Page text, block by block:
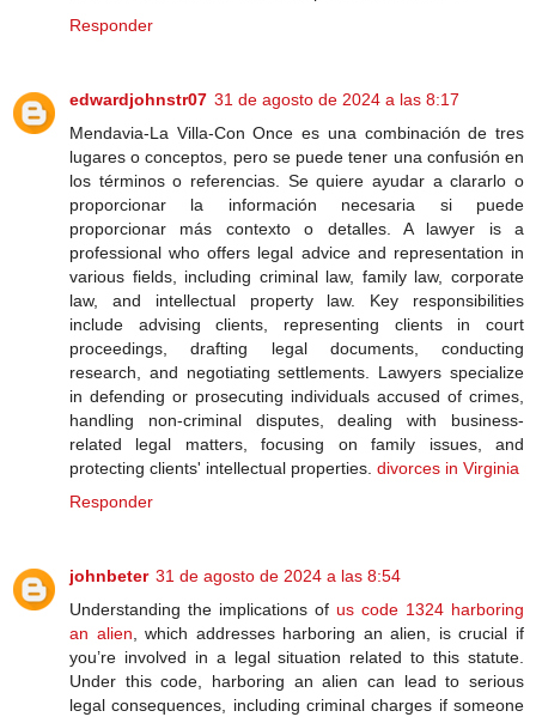
Responder
edwardjohnstr07 31 de agosto de 2024 a las 8:17
Mendavia-La Villa-Con Once es una combinación de tres
lugares o conceptos, pero se puede tener una confusión en
los términos o referencias. Se quiere ayudar a clararlo o
proporcionar la información necesaria si puede
proporcionar más contexto o detalles. A lawyer is a
professional who offers legal advice and representation in
various fields, including criminal law, family law, corporate
law, and intellectual property law. Key responsibilities
include advising clients, representing clients in court
proceedings, drafting legal documents, conducting
research, and negotiating settlements. Lawyers specialize
in defending or prosecuting individuals accused of crimes,
handling non-criminal disputes, dealing with business-
related legal matters, focusing on family issues, and
protecting clients' intellectual properties. divorces in Virginia
Responder
johnbeter 31 de agosto de 2024 a las 8:54
Understanding the implications of us code 1324 harboring
an alien, which addresses harboring an alien, is crucial if
you’re involved in a legal situation related to this statute.
Under this code, harboring an alien can lead to serious
legal consequences, including criminal charges if someone